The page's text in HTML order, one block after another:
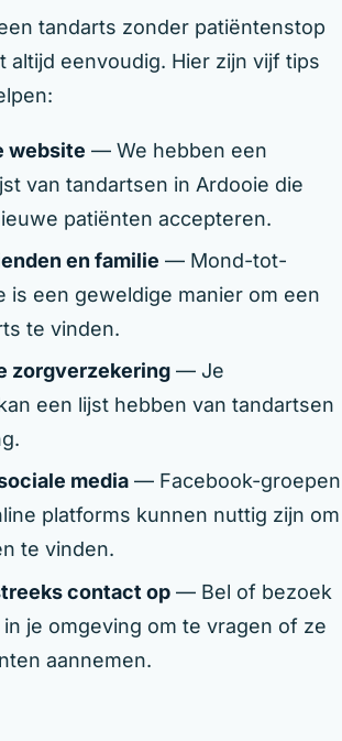
tandarts zonder patiëntenstop
altijd eenvoudig. Hier zijn vijf tips
website — We hebben een
van tandartsen in Ardooie die
patiënten accepteren.
en familie — Mond-tot-
is een geweldige manier om een
te vinden.
zorgverzekering — Je
een lijst hebben van tandartsen
media — Facebook-groepen
platforms kunnen nuttig zijn om
te vinden.
contact op — Bel of bezoek
je omgeving om te vragen of ze
aannemen.